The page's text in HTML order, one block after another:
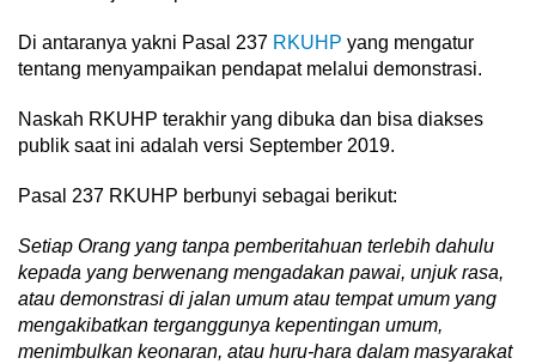
Di antaranya yakni Pasal 237 RKUHP yang mengatur
tentang menyampaikan pendapat melalui demonstrasi.
Naskah RKUHP terakhir yang dibuka dan bisa diakses
publik saat ini adalah versi September 2019.
Pasal 237 RKUHP berbunyi sebagai berikut:
Setiap Orang yang tanpa pemberitahuan terlebih dahulu
kepada yang berwenang mengadakan pawai, unjuk rasa,
atau demonstrasi di jalan umum atau tempat umum yang
mengakibatkan terganggunya kepentingan umum,
menimbulkan keonaran, atau huru-hara dalam masyarakat